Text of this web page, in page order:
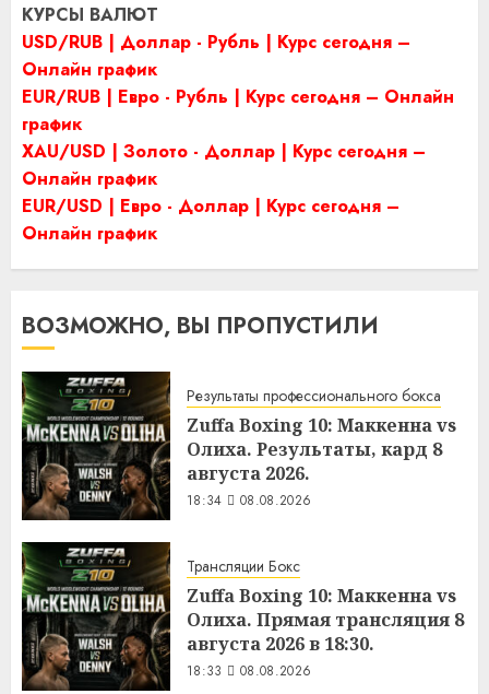
КУРСЫ ВАЛЮТ
USD/RUB | Доллар - Рубль | Курс сегодня –
Онлайн график
EUR/RUB | Евро - Рубль | Курс сегодня – Онлайн
график
XAU/USD | Золото - Доллар | Курс сегодня –
Онлайн график
EUR/USD | Евро - Доллар | Курс сегодня –
Онлайн график
ВОЗМОЖНО, ВЫ ПРОПУСТИЛИ
Результаты профессионального бокса
Zuffa Boxing 10: Маккенна vs
Олиха. Результаты, кард 8
августа 2026.
18:34 08.08.2026
Трансляции Бокс
Zuffa Boxing 10: Маккенна vs
Олиха. Прямая трансляция 8
августа 2026 в 18:30.
18:33 08.08.2026